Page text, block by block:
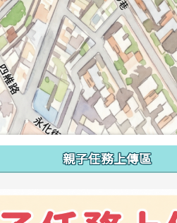
親子任務上傳區